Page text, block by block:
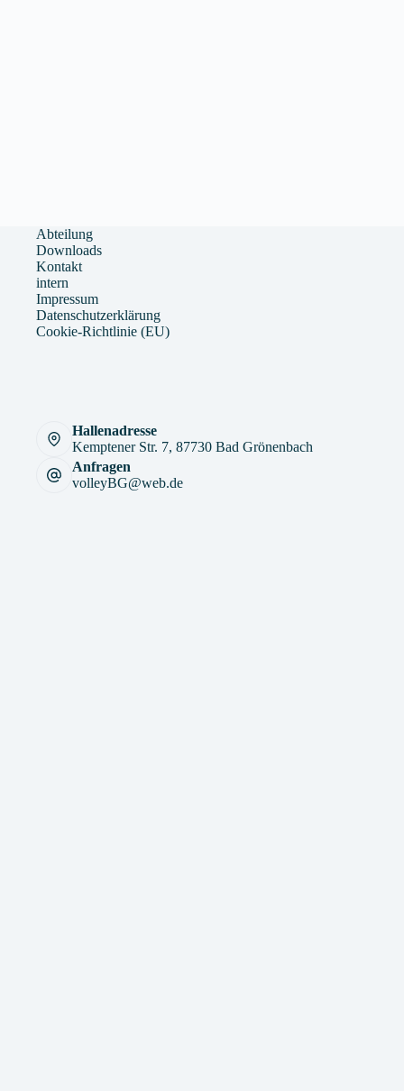
Abteilung
Downloads
Kontakt
intern
Impressum
Datenschutzerklärung
Cookie-Richtlinie (EU)
Hallenadresse
Kemptener Str. 7, 87730 Bad Grönenbach
Anfragen
volleyBG@web.de